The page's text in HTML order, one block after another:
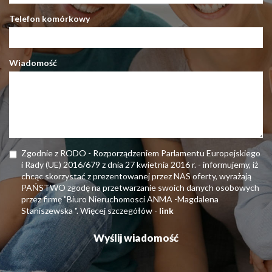
Telefon komórkowy
Wiadomość
Zgodnie z RODO - Rozporządzeniem Parlamentu Europejskiego
i Rady (UE) 2016/679 z dnia 27 kwietnia 2016 r. - informujemy, iż
chcąc skorzystać z prezentowanej przez NAS oferty, wyrażają
PAŃSTWO zgodę na przetwarzanie swoich danych osobowych
przez firmę "Biuro Nieruchomosci ANMA -Magdalena
Staniszewska ". Więcej szczegółów - link